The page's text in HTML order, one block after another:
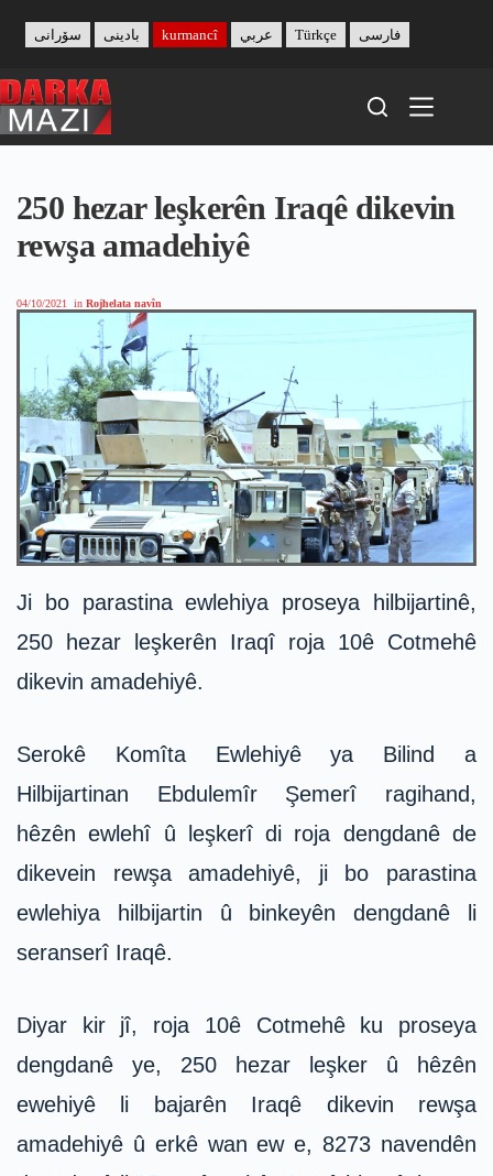
content
بادینی سۆرانی kurmancî عربي Türkçe فارسی
250 hezar leşkerên Iraqê dikevin
rewşa amadehiyê
04/10/2021 in Rojhelata navîn
Ji bo parastina ewlehiya proseya hilbijartinê,
250 hezar leşkerên Iraqî roja 10ê Cotmehê
dikevin amadehiyê.
Serokê Komîta Ewlehiyê ya Bilind a
Hilbijartinan Ebdulemîr Şemerî ragihand,
hêzên ewlehî û leşkerî di roja dengdanê de
dikevein rewşa amadehiyê, ji bo parastina
ewlehiya hilbijartin û binkeyên dengdanê li
seranserî Iraqê.
Diyar kir jî, roja 10ê Cotmehê ku proseya
dengdanê ye, 250 hezar leşker û hêzên
ewehiyê li bajarên Iraqê dikevin rewşa
amadehiyê û erkê wan ew e, 8273 navendên